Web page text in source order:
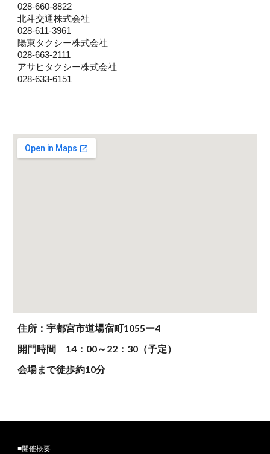
028-660-8822
北斗交通株式会社
028-611-3961
陽東タクシー株式会社
028-663-2111
アサヒタクシー株式会社
028-633-6151
住所：宇都宮市道場宿町1055ー4
開門時間 14：00～22：30（予定）
会場まで徒歩約10分
■開催概要